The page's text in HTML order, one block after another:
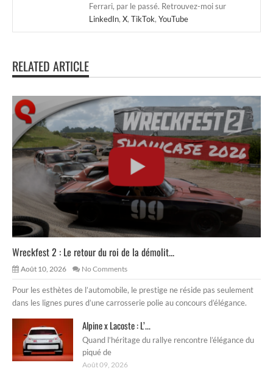
Ferrari, par le passé. Retrouvez-moi sur
LinkedIn, X, TikTok, YouTube
RELATED ARTICLE
Wreckfest 2 : Le retour du roi de la démolit...
Août 10, 2026 No Comments
Pour les esthètes de l’automobile, le prestige ne réside pas seulement
dans les lignes pures d’une carrosserie polie au concours d’élégance.
Alpine x Lacoste : L’...
Quand l’héritage du rallye rencontre l’élégance du
piqué de
Août 09, 2026